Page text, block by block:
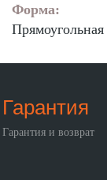
Форма:
Прямоугольная
Гарантия
Гарантия и возврат